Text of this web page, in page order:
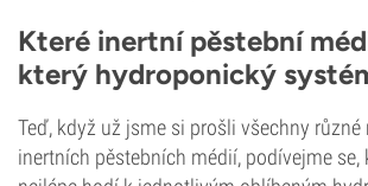
Které inertní pěstební
který hydroponický
Teď, když už jsme si prošli všechny
inertních pěstebních médií, podívejme se,